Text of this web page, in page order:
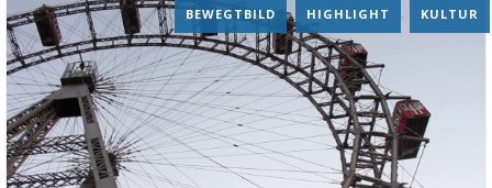
BEWEGTBILD , HIGHLIGHT , KULTUR